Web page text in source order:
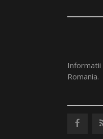
Informatii
Romania.